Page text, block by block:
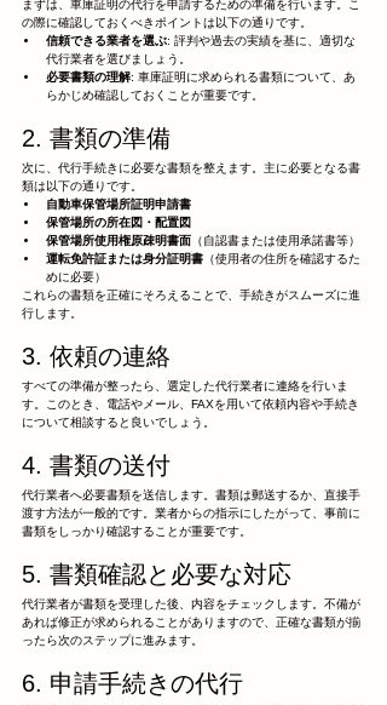
まずは、車庫証明の代行を申請するための準備を行います。こ
の際に確認しておくべきポイントは以下の通りです。
信頼できる業者を選ぶ: 評判や過去の実績を基に、適切な
代行業者を選びましょう。
必要書類の理解: 車庫証明に求められる書類について、あ
らかじめ確認しておくことが重要です。
2. 書類の準備
次に、代行手続きに必要な書類を整えます。主に必要となる書
類は以下の通りです。
自動車保管場所証明申請書
保管場所の所在図・配置図
保管場所使用権原疎明書面 （自認書または使用承諾書等）
運転免許証または身分証明書 （使用者の住所を確認するた
めに必要）
これらの書類を正確にそろえることで、手続きがスムーズに進
行します。
3. 依頼の連絡
すべての準備が整ったら、選定した代行業者に連絡を行いま
す。このとき、電話やメール、FAXを用いて依頼内容や手続き
について相談すると良いでしょう。
4. 書類の送付
代行業者へ必要書類を送信します。書類は郵送するか、直接手
渡す方法が一般的です。業者からの指示にしたがって、事前に
書類をしっかり確認することが重要です。
5. 書類確認と必要な対応
代行業者が書類を受理した後、内容をチェックします。不備が
あれば修正が求められることがありますので、正確な書類が揃
ったら次のステップに進みます。
6. 申請手続きの代行